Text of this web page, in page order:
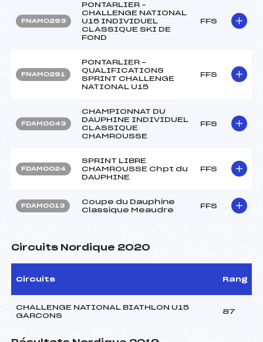
FNAM0293
PONTARLIER –
CHALLENGE NATIONAL
U15 INDIVIDUEL
CLASSIQUE SKI DE
FOND
FFS
FNAM0291
PONTARLIER –
QUALIFICATIONS
SPRINT CHALLENGE
NATIONAL U15
FFS
FDAM0043
CHAMPIONNAT DU
DAUPHINE INDIVIDUEL
CLASSIQUE
CHAMROUSSE
FFS
FDAM0024
SPRINT LIBRE
CHAMROUSSE Chpt du
DAUPHINE
FFS
FDAM0013
Coupe du Dauphine
Classique Meaudre
FFS
Circuits Nordique 2020
Circuits Rang
CHALLENGE NATIONAL BIATHLON U15
GARCONS
87